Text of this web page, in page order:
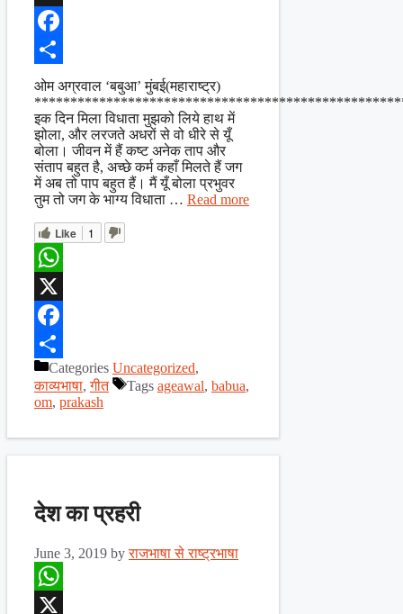
X
Facebook
Share
ओम अग्रवाल ‘बबुआ’ मुंबई(महाराष्ट्र)
इक दिन मिला विधाता मुझको लिये हाथ में
झोला, और लरजते अधरों से वो धीरे से यूँ
बोला। जीवन में हैं कष्ट अनेक ताप और
संताप बहुत है, अच्छे कर्म कहाँ मिलते हैं जग
में अब तो पाप बहुत हैं। मैं यूँ बोला प्रभुवर
तुम तो जग के भाग्य विधाता … Read more
Like 1
WhatsApp
X
Facebook
ShareCategories Uncategorized,
काव्यभाषा,गीत Tags ageawal, babua,
om, prakash
देश का प्रहरी
June 3, 2019 byराजभाषा से राष्ट्रभाषा
WhatsApp